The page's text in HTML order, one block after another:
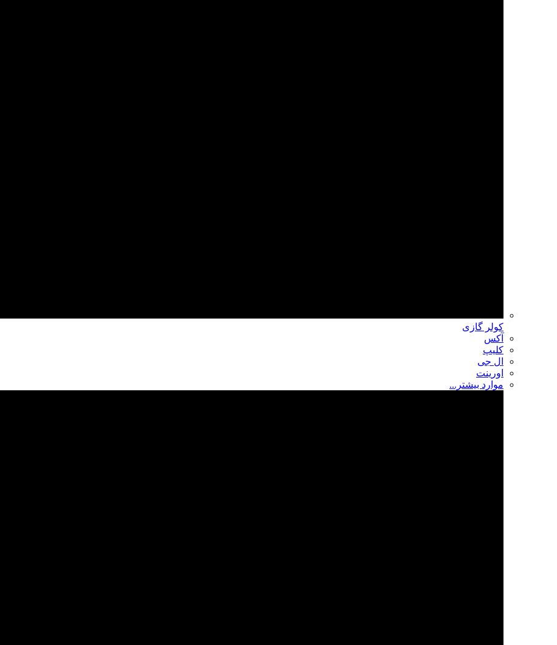
کولر گازی
آکس
کلیپ
ال جی
اورینت
موارد بیشتر...